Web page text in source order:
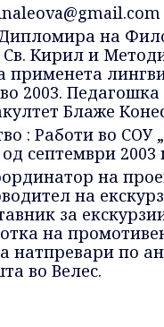
на
Св. Кирил и
применета
2003.
Блаже
: Работи во СОУ
септември 2003
на
на
за
на
натпревари по
во Велес.